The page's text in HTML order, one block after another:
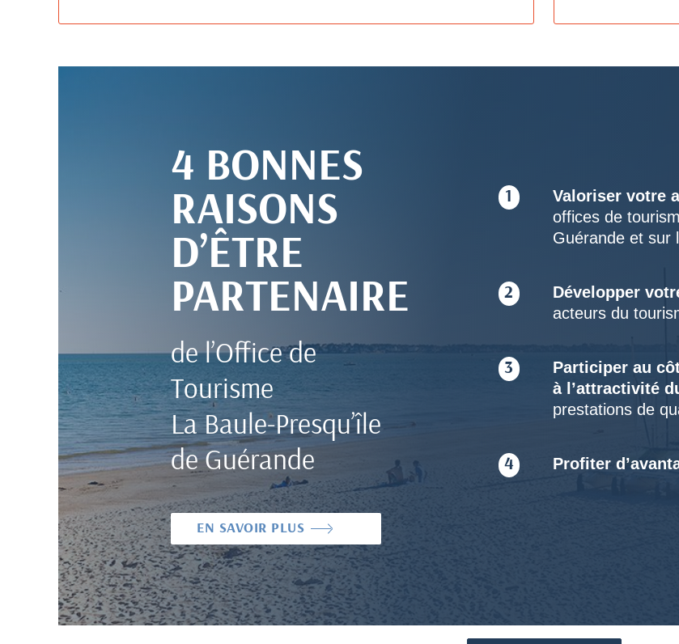
4 BONNES
RAISONS
D’ÊTRE
PARTENAIRE
de l’Office de
Tourisme
La Baule-Presqu’île
de Guérande
EN SAVOIR PLUS
1 Valoriser votre
offices de
Guérande et sur
2 Développer
acteurs du
3
Participer au
à l’attractivité
prestations de
4 Profiter